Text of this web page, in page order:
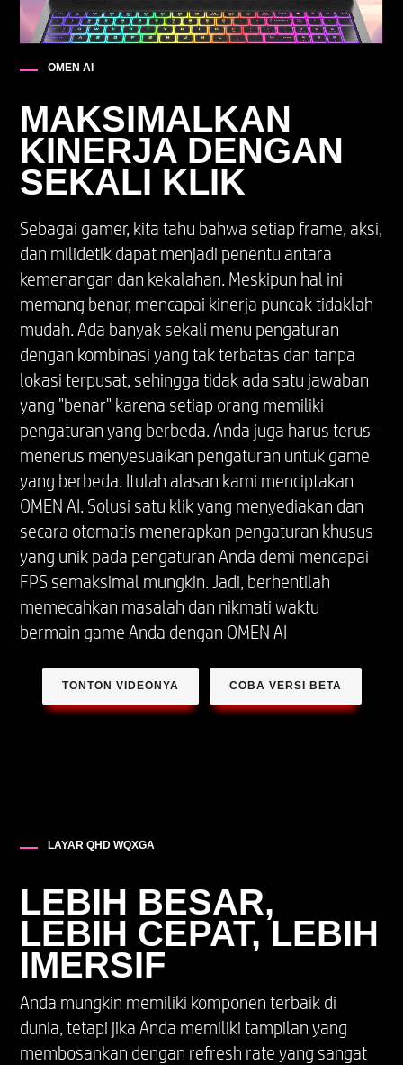
OMEN AI
MAKSIMALKAN
KINERJA DENGAN
SEKALI KLIK
Sebagai gamer, kita tahu bahwa setiap frame, aksi,
dan milidetik dapat menjadi penentu antara
kemenangan dan kekalahan. Meskipun hal ini
memang benar, mencapai kinerja puncak tidaklah
mudah. Ada banyak sekali menu pengaturan
dengan kombinasi yang tak terbatas dan tanpa
lokasi terpusat, sehingga tidak ada satu jawaban
yang "benar" karena setiap orang memiliki
pengaturan yang berbeda. Anda juga harus terus-
menerus menyesuaikan pengaturan untuk game
yang berbeda. Itulah alasan kami menciptakan
OMEN AI. Solusi satu klik yang menyediakan dan
secara otomatis menerapkan pengaturan khusus
yang unik pada pengaturan Anda demi mencapai
FPS semaksimal mungkin. Jadi, berhentilah
memecahkan masalah dan nikmati waktu
bermain game Anda dengan OMEN AI
TONTON VIDEONYA COBA VERSI BETA
LAYAR QHD WQXGA
LEBIH BESAR,
LEBIH CEPAT, LEBIH
IMERSIF
Anda mungkin memiliki komponen terbaik di
dunia, tetapi jika Anda memiliki tampilan yang
membosankan dengan refresh rate yang sangat